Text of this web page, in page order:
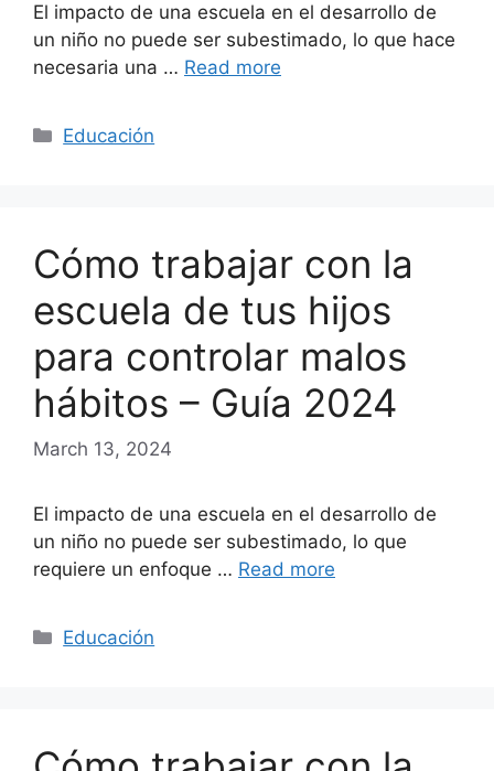
El impacto de una escuela en el desarrollo de
un niño no puede ser subestimado, lo que hace
necesaria una … Read more
Categories
Educación
Cómo trabajar con la
escuela de tus hijos
para controlar malos
hábitos – Guía 2024
March 13, 2024
El impacto de una escuela en el desarrollo de
un niño no puede ser subestimado, lo que
requiere un enfoque … Read more
Categories
Educación